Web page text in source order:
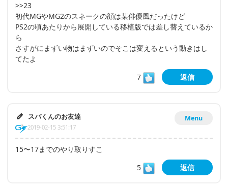
>>23
初代MGやMG2のスネークの顔は某俳優風だったけど
PS2の頃あたりから展開している移植版では差し替えているか
ら
さすがにまずい物はまずいのでそこは変えるという動きはし
てたよ
7
返信
Menu
スパくんのお友達
2019-02-15 3:51:17
15〜17までのやり取りすこ
5
返信